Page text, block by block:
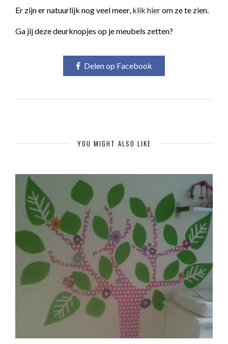
Er zijn er natuurlijk nog veel meer, klik hierom ze te zien.
Ga jij deze deurknopjes op je meubels zetten?
Delen op Facebook
YOU MIGHT ALSO LIKE